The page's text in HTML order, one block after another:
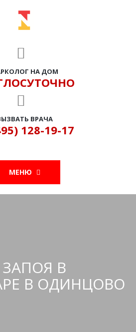
НА ДОМ
ВРАЧА
128-19-17
МЕНЮ
В
В ОДИНЦОВО